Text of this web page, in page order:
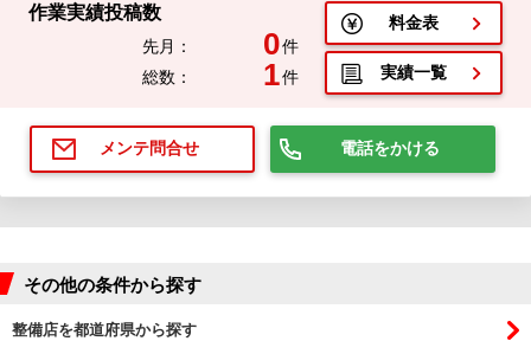
作業実績投稿数
先月： 0件
総数：
1件
料金表
実績一覧
メンテ問合せ 電話をかける
その他の条件から探す
整備店を都道府県から探す